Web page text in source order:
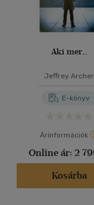
Aki mer...
Jeffrey Archer
E-könyv
Árinformációk
Online ár: 2
Kosárba